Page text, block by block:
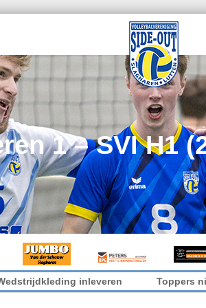
1 – SVI H1
inleveren Toppers niet welkom